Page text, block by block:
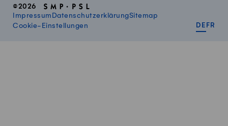
©2026
Impressum DatenschutzerklärungSitemap
Cookie-Einstellungen
DE FR